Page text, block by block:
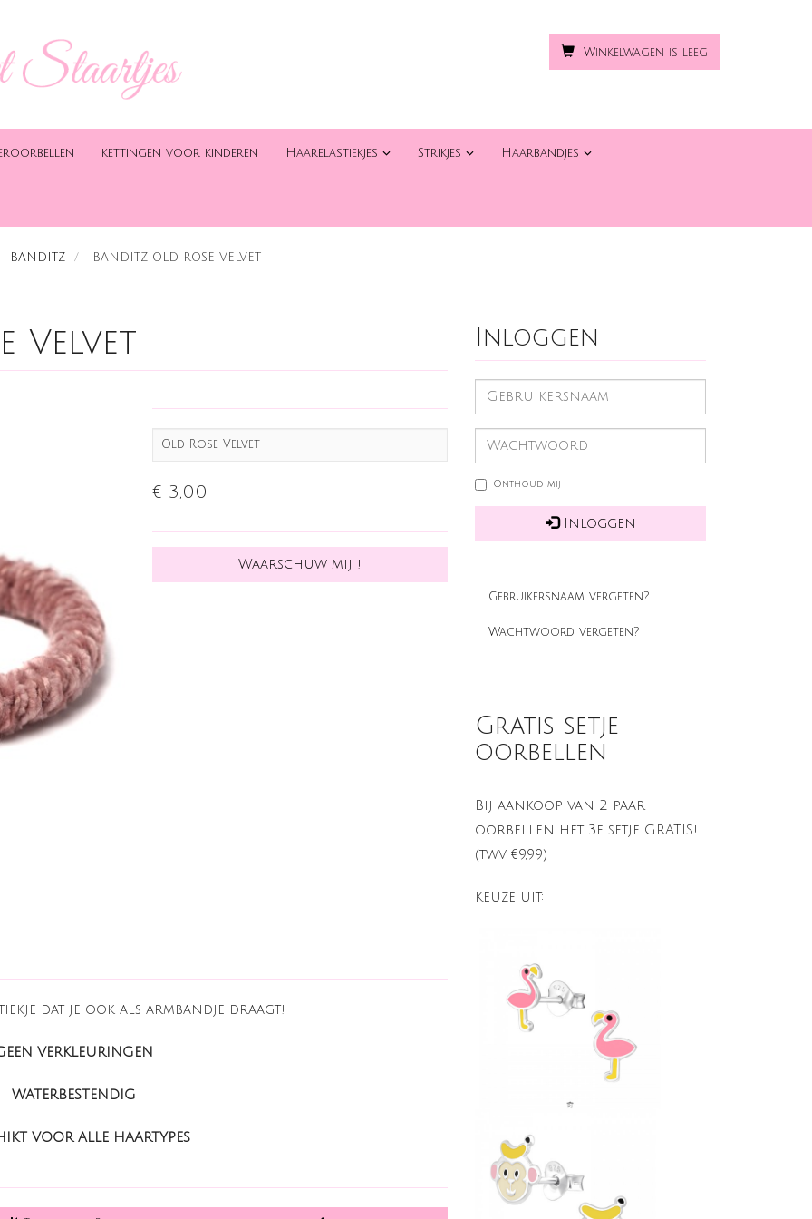
Winkelwagen is leeg
kettingen voor kinderen Haarelastiekjes Strikjes Haarbandjes
BANDITZ BANDITZ OLD ROSE VELVET
Velvet
Old Rose Velvet
€ 3,00
Waarschuw mij !
dat je ook als armbandje draagt!
VERKLEURINGEN
WATERBESTENDIG
VOOR ALLE HAARTYPES
Inloggen
Onthoud mij
Inloggen
Gebruikersnaam vergeten?
Wachtwoord vergeten?
Gratis setje
oorbellen
Bij aankoop van 2 paar
oorbellen het 3e setje GRATIS!
(twv €9,99)
Keuze uit: